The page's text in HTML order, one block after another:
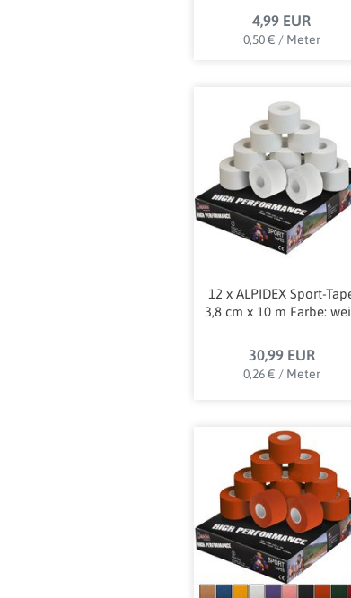
4,99 EUR
0,50 € / Meter
12 x ALPIDEX Sport-
3,8 cm x 10 m Farbe:
30,99 EUR
0,26 € / Meter